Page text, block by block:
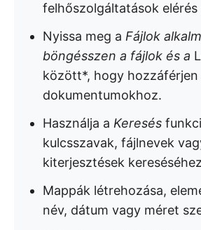
felhőszolgáltatások elérés
Nyissa meg a Fájlok
böngésszen a fájlok és a
között*, hogy hozzáférjen
dokumentumokhoz.
Használja a Keresés
kulcsszavak, fájlnevek
kiterjesztések
Mappák létrehozása,
név, dátum vagy méret